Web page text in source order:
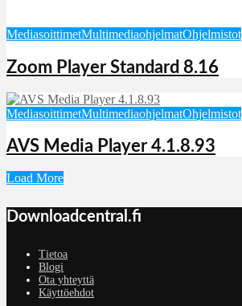
MediasoittimetMultimediaohjelmatOhjelmistot
Zoom Player Standard 8.16
MediasoittimetMultimediaohjelmatOhjelmistot
AVS Media Player 4.1.8.93
Load More
Downloadcentral.fi
Tietoa
Blogi
Ota yhteyttä
Käyttöehdot